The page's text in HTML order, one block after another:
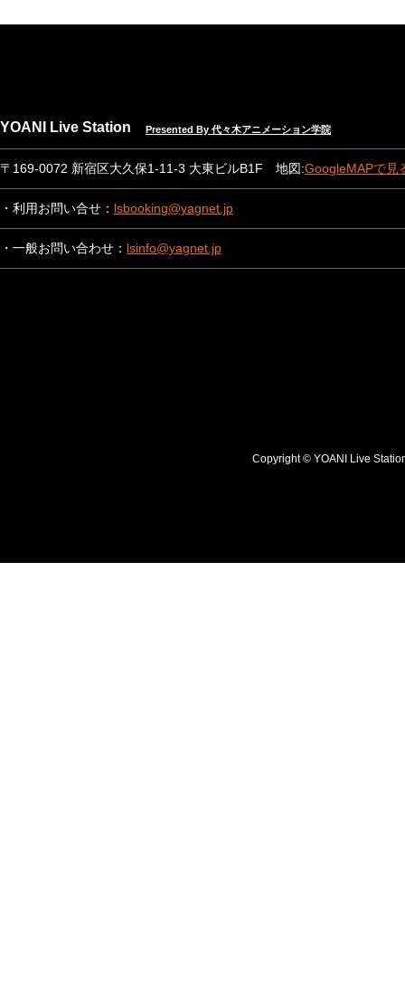
YOANI Live Station Presented By 代々木アニメーション学院
〒169-0072 新宿区大久保1-11-3 大東ビルB1F 地図:GoogleMAPで見
・利用お問い合せ： lsbooking@yagnet.jp
・一般お問い合わせ： lsinfo@yagnet.jp
Copyright © YOANI Live